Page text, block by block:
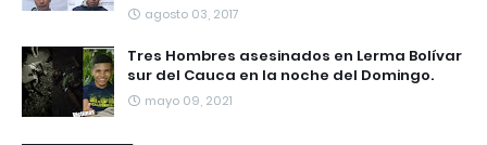
agosto 03, 2017
Tres Hombres asesinados en Lerma Bolívar
sur del Cauca en la noche del Domingo.
mayo 09, 2021